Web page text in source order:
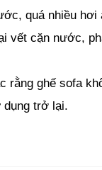
quá nhiều hơi
vết cặn nước,
rằng ghế sofa
trở lại.